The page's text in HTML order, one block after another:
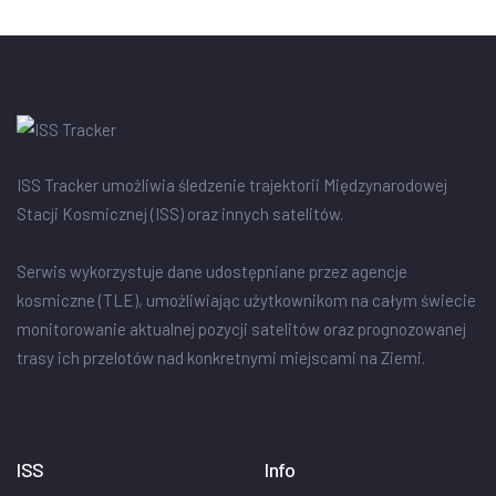
ISS Tracker umożliwia śledzenie trajektorii Międzynarodowej
Stacji Kosmicznej (ISS) oraz innych satelitów.
Serwis wykorzystuje dane udostępniane przez agencje
kosmiczne (TLE), umożliwiając użytkownikom na całym świecie
monitorowanie aktualnej pozycji satelitów oraz prognozowanej
trasy ich przelotów nad konkretnymi miejscami na Ziemi.
ISS Info